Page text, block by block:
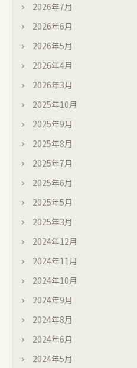
2026年7月
2026年6月
2026年5月
2026年4月
2026年3月
2025年10月
2025年9月
2025年8月
2025年7月
2025年6月
2025年5月
2025年3月
2024年12月
2024年11月
2024年10月
2024年9月
2024年8月
2024年6月
2024年5月